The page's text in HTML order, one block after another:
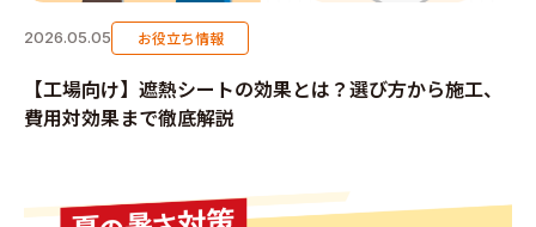
2026.05.05 お役立ち情報
【工場向け】遮熱シートの効果とは？選び方から施工、
費用対効果まで徹底解説